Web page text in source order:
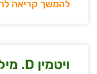
להמשך קריאה
ויטמין D. מיליגרמים ויחידות.